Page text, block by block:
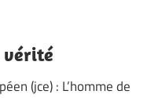
vérité
(jce) : L’homme de